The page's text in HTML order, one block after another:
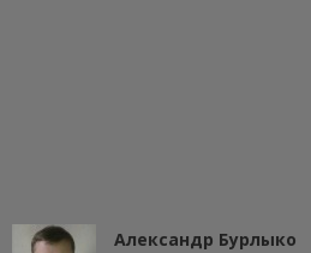
Александр Бурлыко